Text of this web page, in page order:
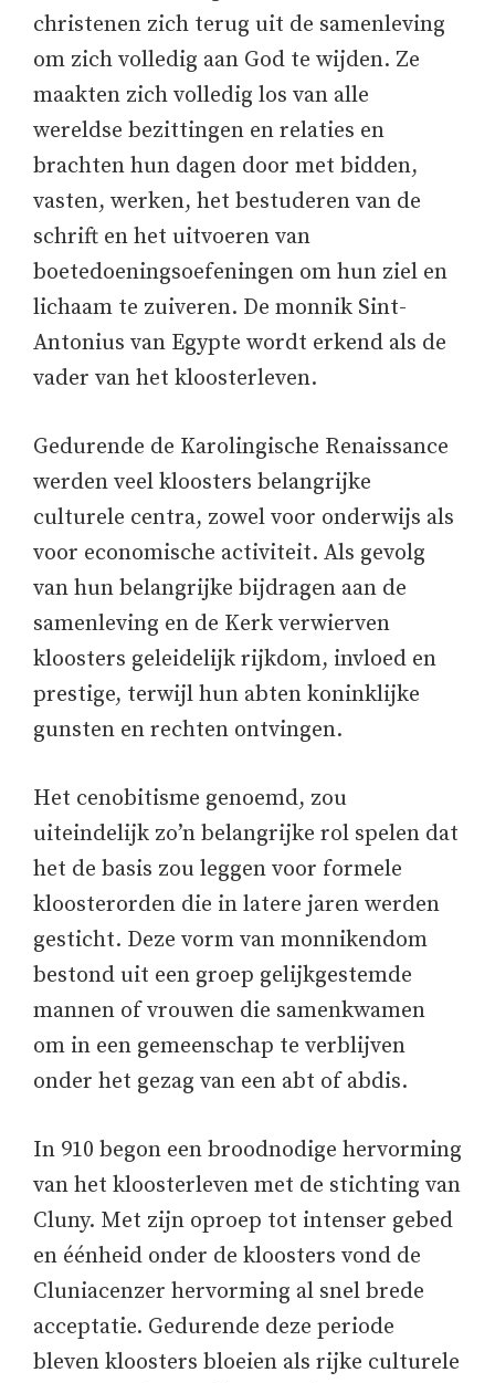
christenen zich terug uit de samenleving
om zich volledig aan God te wijden. Ze
maakten zich volledig los van alle
wereldse bezittingen en relaties en
brachten hun dagen door met bidden,
vasten, werken, het bestuderen van de
schrift en het uitvoeren van
boetedoeningsoefeningen om hun ziel en
lichaam te zuiveren. De monnik Sint-
Antonius van Egypte wordt erkend als de
vader van het kloosterleven.
Gedurende de Karolingische Renaissance
werden veel kloosters belangrijke
culturele centra, zowel voor onderwijs als
voor economische activiteit. Als gevolg
van hun belangrijke bijdragen aan de
samenleving en de Kerk verwierven
kloosters geleidelijk rijkdom, invloed en
prestige, terwijl hun abten koninklijke
gunsten en rechten ontvingen.
Het cenobitisme genoemd, zou
uiteindelijk zo’n belangrijke rol spelen dat
het de basis zou leggen voor formele
kloosterorden die in latere jaren werden
gesticht. Deze vorm van monnikendom
bestond uit een groep gelijkgestemde
mannen of vrouwen die samenkwamen
om in een gemeenschap te verblijven
onder het gezag van een abt of abdis.
In 910 begon een broodnodige hervorming
van het kloosterleven met de stichting van
Cluny. Met zijn oproep tot intenser gebed
en éénheid onder de kloosters vond de
Cluniacenzer hervorming al snel brede
acceptatie. Gedurende deze periode
bleven kloosters bloeien als rijke culturele